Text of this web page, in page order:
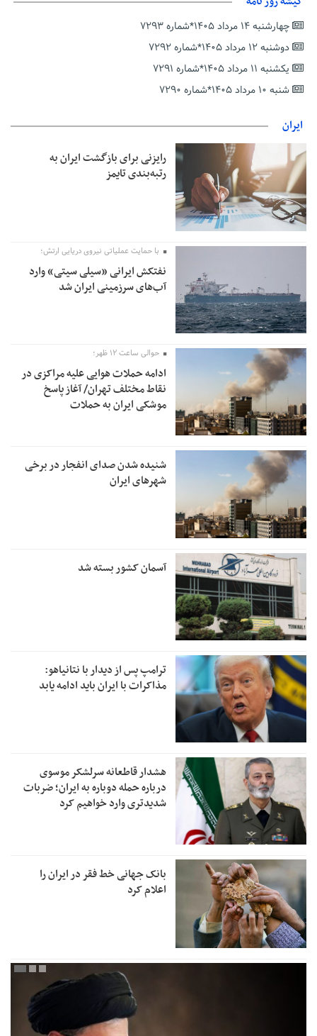
دفتر رهبر انقلاب: مطالب خارج از مراجع رسمی فاقد سندیت است
بقائی: فضای مذاکرات فنی و سیاسی ایران و عمان درباره تنگه هرمز،
مثبت است
رئیس سازمان جهاد کشاورزی استان: کشاورزان گیلان نسبت به
دریافت یارانه کود اقدام کنند
چهارشنبه ۱۴ مرداد ۱۴۰۵*شماره ۷۲۹۳
دوشنبه ۱۲ مرداد ۱۴۰۵*شماره ۷۲۹۲
یکشنبه ۱۱ مرداد ۱۴۰۵*شماره ۷۲۹۱
شنبه ۱۰ مرداد ۱۴۰۵*شماره ۷۲۹۰
ایران
رایزنی برای بازگشت ایران به
رتبه‌بندی تایمز
با حمایت عملیاتی نیروی دریایی ارتش؛
نفتکش ایرانی «سیلی سیتی» وارد
آب‌های سرزمینی ایران شد
حوالی ساعت ۱۲ ظهر؛
ادامه حملات هوایی علیه مراکزی در
نقاط مختلف تهران/ آغاز پاسخ
موشکی ایران به حملات
شنیده شدن صدای انفجار در برخی
شهرهای ایران
آسمان کشور بسته شد
ترامپ پس از دیدار با نتانیاهو:
مذاکرات با ایران باید ادامه یابد
هشدار قاطعانه سرلشکر موسوی
درباره حمله دوباره به ایران؛ ضربات
شدیدتری وارد خواهیم کرد
بانک جهانی خط فقر در ایران را
اعلام کرد